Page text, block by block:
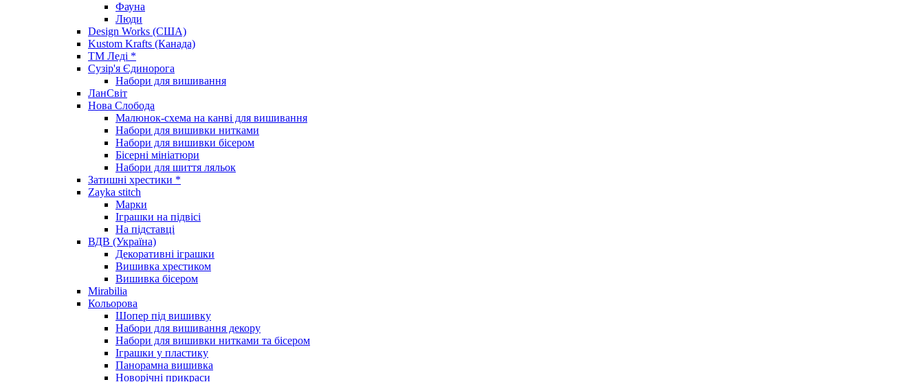
Фауна
Люди
Design Works (США)
Kustom Krafts (Канада)
ТМ Леді *
Сузір'я Єдинорога
Набори для вишивання
ЛанСвіт
Нова Слобода
Малюнок-схема на канві для вишивання
Набори для вишивки нитками
Набори для вишивки бісером
Бісерні мініатюри
Набори для шиття ляльок
Затишні хрестики *
Zayka stitch
Марки
Іграшки на підвісі
На підставці
ВДВ (Україна)
Декоративні іграшки
Вишивка хрестиком
Вишивка бісером
Mirabilia
Кольорова
Шопер під вишивку
Набори для вишивання декору
Набори для вишивки нитками та бісером
Іграшки у пластику
Панорамна вишивка
Новорічні прикраси